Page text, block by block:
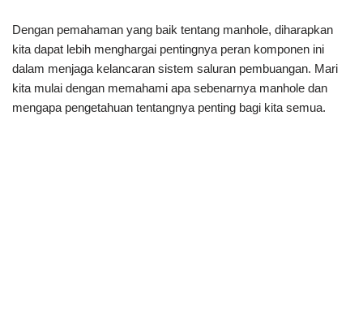
Dengan pemahaman yang baik tentang manhole, diharapkan
kita dapat lebih menghargai pentingnya peran komponen ini
dalam menjaga kelancaran sistem saluran pembuangan. Mari
kita mulai dengan memahami apa sebenarnya manhole dan
mengapa pengetahuan tentangnya penting bagi kita semua.